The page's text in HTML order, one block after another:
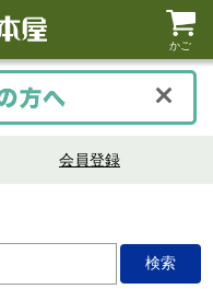
かご
会員登録